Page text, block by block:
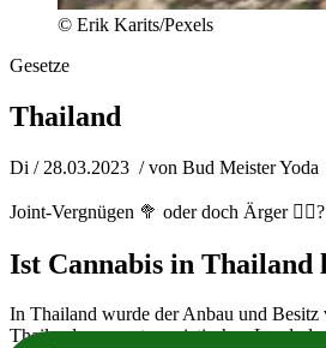
© Erik Karits/Pexels
Gesetze
Thailand
Di / 28.03.2023 / von Bud Meister Yoda
Joint-Vergnügen 🥦 oder doch Ärger
Ist Cannabis in Thailand
In Thailand wurde der Anbau und Besitz
Thailand zum ersten asiatischen Land,